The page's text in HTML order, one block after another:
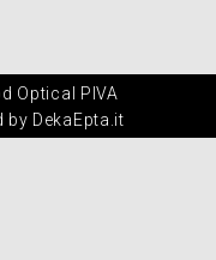
Optical PIVA
DekaEpta.it